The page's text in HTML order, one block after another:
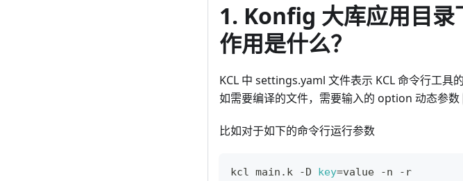
1. Konfig 大库应用目
作用是什么？
KCL 中 settings.yaml 文件表示 KCL 命令行工具
如需要编译的文件，需要输入的 option 动态参数
比如对于如下的命令行运行参数
kcl main.k -D key=value -n -r